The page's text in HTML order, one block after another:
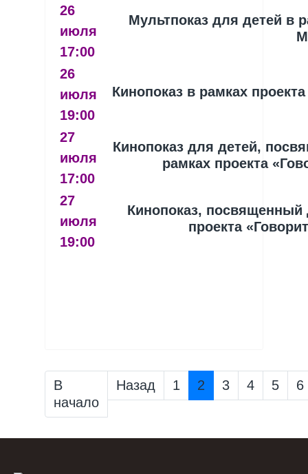
26
июля
17:00
Мультпоказ для детей в
26
июля
19:00
Кинопоказ в рамках
27
июля
17:00
Кинопоказ для детей,
рамках проекта
27
июля
19:00
Кинопоказ,
проекта
В
начало
Назад 1 2 3 4 5 6